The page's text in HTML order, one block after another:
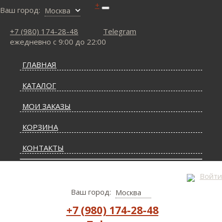
Ваш город: Москва
+7 (980) 174-28-48
Telegram
ежедневно с 9:00 до 22:00
+
ГЛАВНАЯ
КАТАЛОГ
МОИ ЗАКАЗЫ
КОРЗИНА
КОНТАКТЫ
ДОСТАВКА И ОПЛАТА
Войти
Ваш город: Москва
+7 (980) 174-28-48